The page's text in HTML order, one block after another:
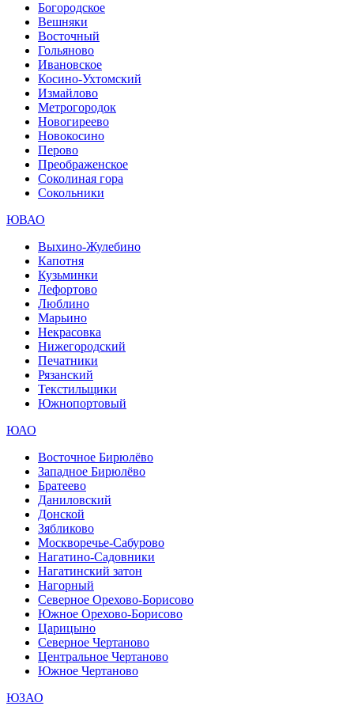
Богородское
Вешняки
Восточный
Гольяново
Ивановское
Косино-Ухтомский
Измайлово
Метрогородок
Новогиреево
Новокосино
Перово
Преображенское
Соколиная гора
Сокольники
ЮВАО
Выхино-Жулебино
Капотня
Кузьминки
Лефортово
Люблино
Марьино
Некрасовка
Нижегородский
Печатники
Рязанский
Текстильщики
Южнопортовый
ЮАО
Восточное Бирюлёво
Западное Бирюлёво
Братеево
Даниловский
Донской
Зябликово
Москворечье-Сабурово
Нагатино-Садовники
Нагатинский затон
Нагорный
Северное Орехово-Борисово
Южное Орехово-Борисово
Царицыно
Северное Чертаново
Центральное Чертаново
Южное Чертаново
ЮЗАО